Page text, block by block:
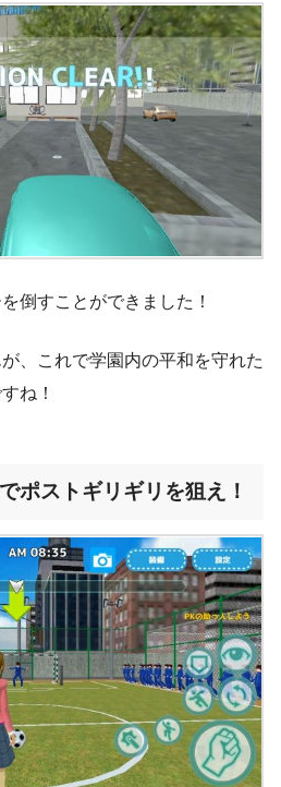
倒すことができました！
、これで学園内の平和を守れた
ね！
ポストギリギリを狙え！